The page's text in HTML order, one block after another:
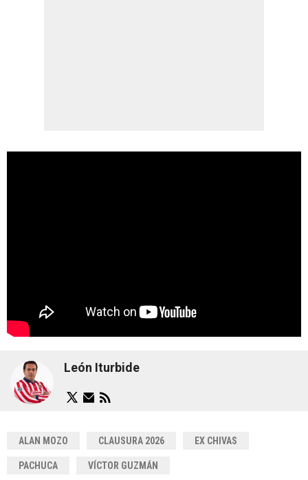
León Iturbide
ALAN MOZO CLAUSURA 2026 EX CHIVAS
PACHUCA VÍCTOR GUZMÁN